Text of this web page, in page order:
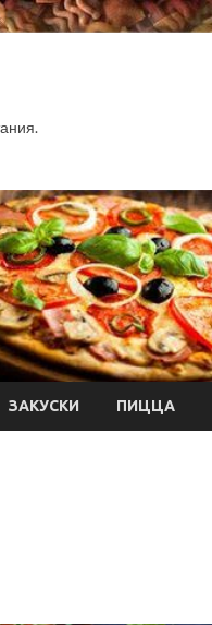
ЗАКУСКИ ПИЦЦА